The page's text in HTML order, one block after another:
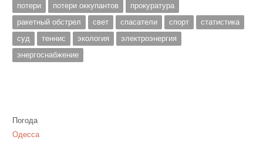
потери
потери оккупантов
прокуратура
ракетный обстрел
свет спасатели спорт
статистика
суд
теннис экология
электроэнергия
энергоснабжение
Погода
Одесса